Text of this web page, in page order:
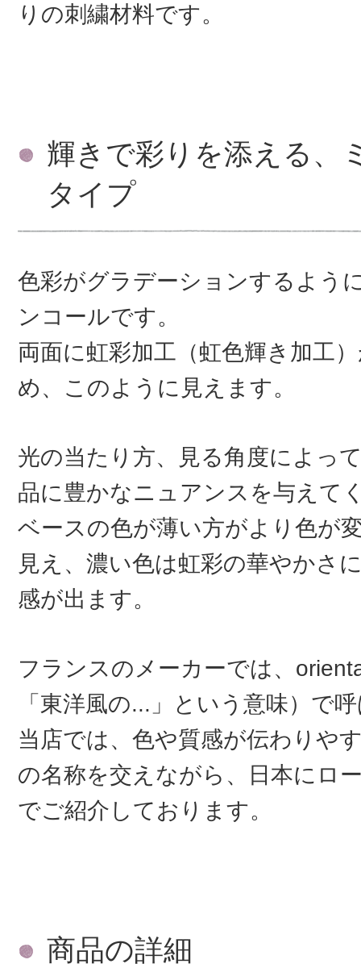
りの刺繍材料です。
輝きで彩りを添える、
タイプ
色彩がグラデーションするよう
ンコールです。
両面に虹彩加工（虹色輝き加工
め、このように見えます。
光の当たり方、見る角度によっ
品に豊かなニュアンスを与えて
ベースの色が薄い方がより色が
見え、濃い色は虹彩の華やかさ
感が出ます。
フランスのメーカーでは、
「東洋風の...」という意味）で
当店では、色や質感が伝わりや
の名称を交えながら、日本にロ
でご紹介しております。
商品の詳細